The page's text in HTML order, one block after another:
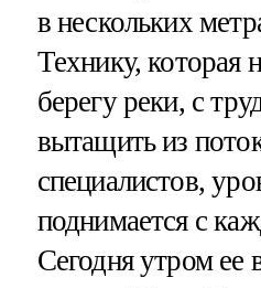
в нескольких
Технику, которая
берегу реки, с
вытащить из
специалистов,
поднимается с
Сегодня утром ее